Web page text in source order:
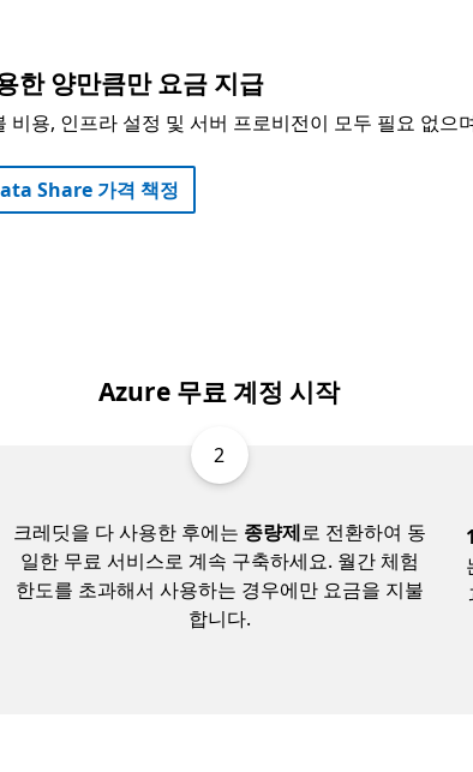
한 양만큼만 요금 지급
비용, 인프라 설정 및 서버 프로비전이 모두 필요 없으
Share 가격 책정
Azure 무료 계정 시작
2
크레딧을 다 사용한 후에는 종량제로 전환하여 동
일한 무료 서비스로 계속 구축하세요. 월간 체험
한도를 초과해서 사용하는 경우에만 요금을 지불
합니다.